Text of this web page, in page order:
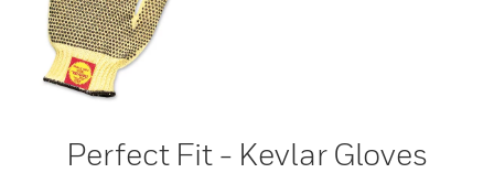
Perfect Fit - Kevlar Gloves